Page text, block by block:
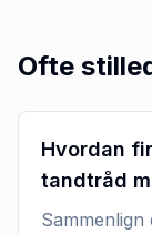
Ofte
Hvordan
tandtråd